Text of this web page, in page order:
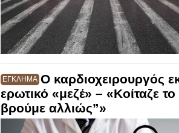
ΕΓΚΛΗΜΑ Ο καρδιοχειρουργός
ερωτικό «μεζέ» – «Κοίταζε
βρούμε αλλιώς”»